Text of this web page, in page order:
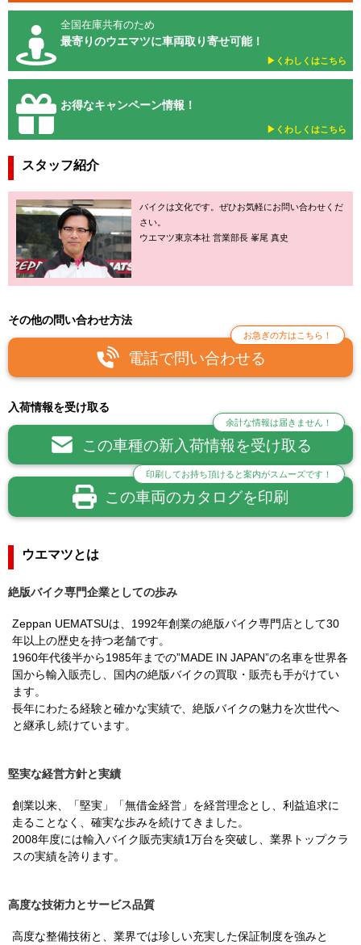
全国在庫共有のため
最寄りのウエマツに車両取り寄せ可能！
▶︎くわしくはこちら
お得なキャンペーン情報！
▶︎くわしくはこちら
スタッフ紹介
バイクは文化です。ぜひお気軽にお問い合わせくだ
さい。
ウエマツ東京本社 営業部長 峯尾 真史
その他の問い合わせ方法
電話で問い合わせる
お急ぎの方はこちら！
入荷情報を受け取る
この車種の新入荷情報を受け取る
余計な情報は届きません！
この車両のカタログを印刷
印刷してお持ち頂けると案内がスムーズです！
ウエマツとは
絶版バイク専門企業としての歩み
Zeppan UEMATSUは、1992年創業の絶版バイク専門店として30
年以上の歴史を持つ老舗です。
1960年代後半から1985年までの”MADE IN JAPAN”の名車を世界各
国から輸入販売し、国内の絶版バイクの買取・販売も手がけてい
ます。
長年にわたる経験と確かな実績で、絶版バイクの魅力を次世代へ
と継承し続けています。
堅実な経営方針と実績
創業以来、「堅実」「無借金経営」を経営理念とし、利益追求に
走ることなく、確実な歩みを続けてきました。
2008年度には輸入バイク販売実績1万台を突破し、業界トップクラ
スの実績を誇ります。
高度な技術力とサービス品質
高度な整備技術と、業界では珍しい充実した保証制度を強みと